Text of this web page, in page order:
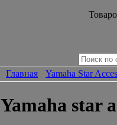
Главная Yamaha Star
Yamaha star